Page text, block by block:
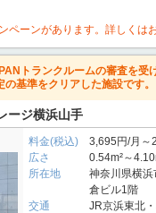
ペーンがあります。詳しくは
トランクルームの審査を受け
の基準をクリアした施設です。
ージ横浜山手
料金(税込)
3,695円/月～
広さ
0.54m²～
所在地
神奈川県横
倉ビル1階
交通
JR京浜東北